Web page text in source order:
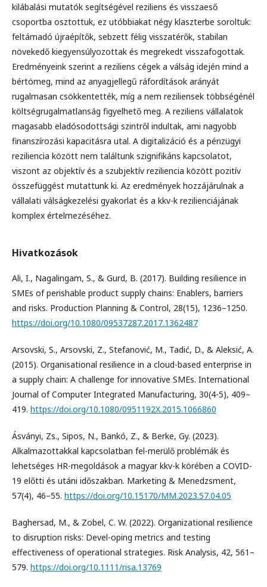
kilábalási mutatók segítségével reziliens és visszaeső
csoportba osztottuk, ez utóbbiakat négy klaszterbe soroltuk:
feltámadó újraépítők, sebzett félig visszatérők, stabilan
növekedő kiegyensúlyozottak és megrekedt visszafogottak.
Eredményeink szerint a reziliens cégek a válság idején mind a
bértömeg, mind az anyagjellegű ráfordítások arányát
rugalmasan csökkentették, míg a nem reziliensek többségénél
költségrugalmatlanság figyelhető meg. A reziliens vállalatok
magasabb eladósodottsági szintről indultak, ami nagyobb
finanszírozási kapacitásra utal. A digitalizáció és a pénzügyi
reziliencia között nem találtunk szignifikáns kapcsolatot,
viszont az objektív és a szubjektív reziliencia között pozitív
összefüggést mutattunk ki. Az eredmények hozzájárulnak a
vállalati válságkezelési gyakorlat és a kkv-k rezilienciájának
komplex értelmezéséhez.
Hivatkozások
Ali, I., Nagalingam, S., & Gurd, B. (2017). Building resilience in
SMEs of perishable product supply chains: Enablers, barriers
and risks. Production Planning & Control, 28(15), 1236–1250.
https://doi.org/10.1080/09537287.2017.1362487
Arsovski, S., Arsovski, Z., Stefanović, M., Tadić, D., & Aleksić, A.
(2015). Organisational resilience in a cloud-based enterprise in
a supply chain: A challenge for innovative SMEs. International
Journal of Computer Integrated Manufacturing, 30(4-5), 409–
419. https://doi.org/10.1080/0951192X.2015.1066860
Ásványi, Zs., Sipos, N., Bankó, Z., & Berke, Gy. (2023).
Alkalmazottakkal kapcsolatban fel-merülő problémák és
lehetséges HR-megoldások a magyar kkv-k körében a COVID-
19 előtti és utáni időszakban. Marketing & Menedzsment,
57(4), 46–55. https://doi.org/10.15170/MM.2023.57.04.05
Baghersad, M., & Zobel, C. W. (2022). Organizational resilience
to disruption risks: Devel-oping metrics and testing
effectiveness of operational strategies. Risk Analysis, 42, 561–
579. https://doi.org/10.1111/risa.13769